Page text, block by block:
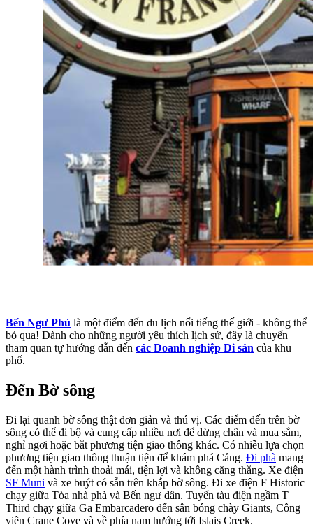
Bến Ngư Phủ là một điểm đến du lịch nổi tiếng thế giới - không thể
bỏ qua! Dành cho những người yêu thích lịch sử, đây là chuyến
tham quan tự hướng dẫn đến các Doanh nghiệp Di sản của khu
phố.
Đến Bờ sông
Đi lại quanh bờ sông thật đơn giản và thú vị. Các điểm đến trên bờ
sông có thể đi bộ và cung cấp nhiều nơi để dừng chân và mua sắm,
nghỉ ngơi hoặc bắt phương tiện giao thông khác. Có nhiều lựa chọn
phương tiện giao thông thuận tiện để khám phá Cảng. Đi phà mang
đến một hành trình thoải mái, tiện lợi và không căng thẳng. Xe điện
SF Muni và xe buýt có sẵn trên khắp bờ sông. Đi xe điện F Historic
chạy giữa Tòa nhà phà và Bến ngư dân. Tuyến tàu điện ngầm T
Third chạy giữa Ga Embarcadero đến sân bóng chày Giants, Công
viên Crane Cove và về phía nam hướng tới Islais Creek.